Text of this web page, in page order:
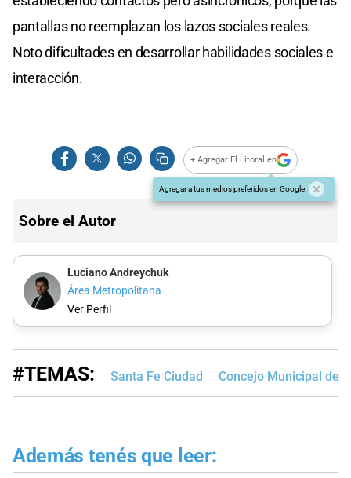
pantallas no reemplazan los lazos sociales reales.
Noto dificultades en desarrollar habilidades sociales e
interacción.
+ Agregar El Litoral en
Agregar a tus medios preferidos en Google
Sobre el Autor
Luciano Andreychuk
Área Metropolitana
Ver Perfil
#TEMAS: Santa Fe Ciudad Concejo Municipal de
Además tenés que leer: